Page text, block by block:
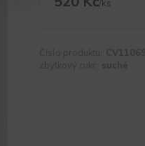
/ks